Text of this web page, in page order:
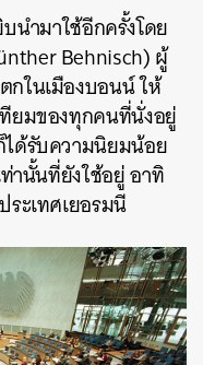
ำมาใช้อีกครั้งโดย
Behnisch) ผู้
กในเมืองบอนน์ ให้
ยมของทุกคนที่นั่งอยู่
ด้รับความนิยมน้อย
านั้นที่ยังใช้อยู่ อาทิ
ะเทศเยอรมนี